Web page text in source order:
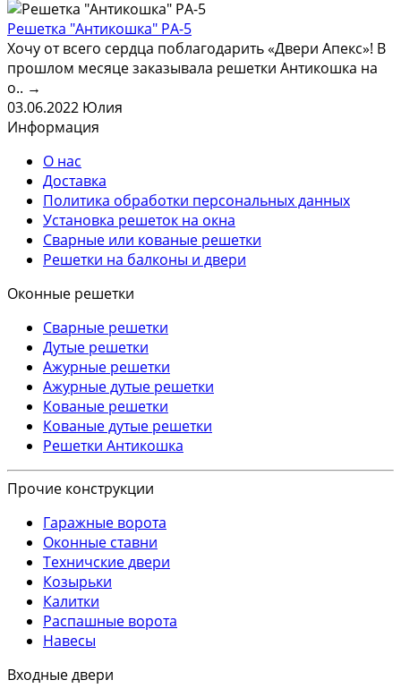
Решетка "Антикошка" РА-5
Хочу от всего сердца поблагодарить «Двери Апекс»! В
прошлом месяце заказывала решетки Антикошка на
о.. →
03.06.2022 Юлия
Информация
О нас
Доставка
Политика обработки персональных данных
Установка решеток на окна
Сварные или кованые решетки
Решетки на балконы и двери
Оконные решетки
Сварные решетки
Дутые решетки
Ажурные решетки
Ажурные дутые решетки
Кованые решетки
Кованые дутые решетки
Решетки Антикошка
Прочие конструкции
Гаражные ворота
Оконные ставни
Техничские двери
Козырьки
Калитки
Распашные ворота
Навесы
Входные двери